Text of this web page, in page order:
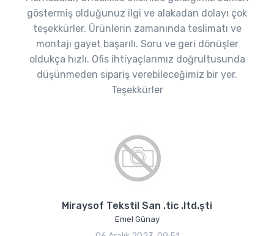
göstermiş olduğunuz ilgi ve alakadan dolayı çok
teşekkürler. Ürünlerin zamanında teslimatı ve
montajı gayet başarılı. Soru ve geri dönüşler
oldukça hızlı. Ofis ihtiyaçlarımız doğrultusunda
düşünmeden sipariş verebileceğimiz bir yer.
Teşekkürler
Miraysof Tekstil San .tic .ltd.şti
Emel Günay